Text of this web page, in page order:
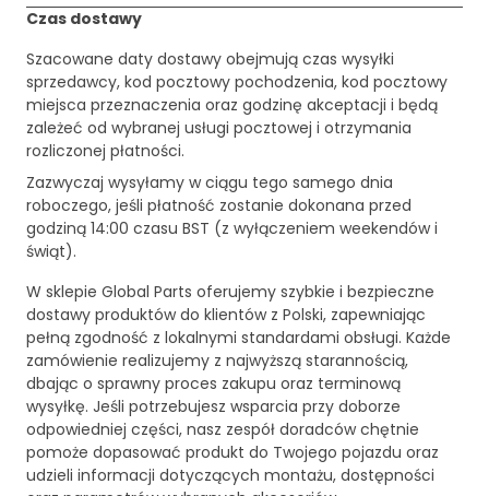
Czas dostawy
Szacowane daty dostawy obejmują czas wysyłki
sprzedawcy, kod pocztowy pochodzenia, kod pocztowy
miejsca przeznaczenia oraz godzinę akceptacji i będą
zależeć od wybranej usługi pocztowej i otrzymania
rozliczonej płatności.
Zazwyczaj wysyłamy w ciągu tego samego dnia
roboczego, jeśli płatność zostanie dokonana przed
godziną 14:00 czasu BST (z wyłączeniem weekendów i
świąt).
W sklepie Global Parts oferujemy szybkie i bezpieczne
dostawy produktów do klientów z Polski, zapewniając
pełną zgodność z lokalnymi standardami obsługi. Każde
zamówienie realizujemy z najwyższą starannością,
dbając o sprawny proces zakupu oraz terminową
wysyłkę. Jeśli potrzebujesz wsparcia przy doborze
odpowiedniej części, nasz zespół doradców chętnie
pomoże dopasować produkt do Twojego pojazdu oraz
udzieli informacji dotyczących montażu, dostępności